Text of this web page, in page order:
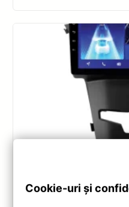
Navigatie Auto
SsangYong
Cookie-uri și